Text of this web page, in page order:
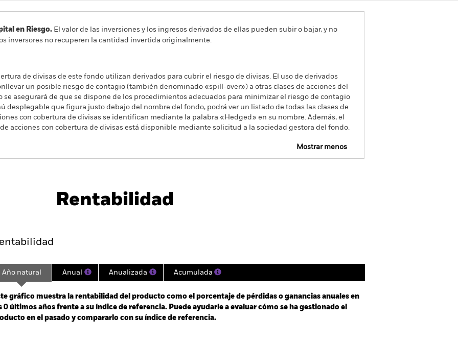
en Riesgo. El valor de las inversiones y los ingresos derivados de ellas pueden subir o bajar, y no
inversores no recuperen la cantidad invertida originalmente.
de divisas de este fondo utilizan derivados para cubrir el riesgo de divisas. El uso de derivados
un posible riesgo de contagio (también denominado «spill-over») a otras clases de acciones del
se asegurará de que se dispone de los procedimientos adecuados para minimizar el riesgo de contagio
desplegable que figura justo debajo del nombre del fondo, podrá ver un listado de todas las clases de
con cobertura de divisas se identifican mediante la palabra «Hedged» en su nombre. Además, el
acciones con cobertura de divisas está disponible mediante solicitud a la sociedad gestora del fondo.
Mostrar menos
Rentabilidad
2025-03-26 00:00:00 to 2026-08-05 00:00:00.
-30 to 60.
Año natural Anual Anualizada Acumulada
gráfico muestra la rentabilidad del producto como el porcentaje de pérdidas o ganancias anuales en
0 últimos años frente a su índice de referencia. Puede ayudarle a evaluar cómo se ha gestionado el
en el pasado y compararlo con su índice de referencia.